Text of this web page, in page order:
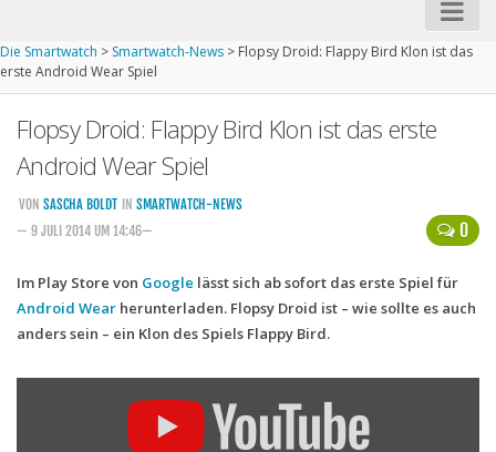
Startseite
Kommende Smartwatches
Marken und Modelle
Handytarife
Smartphonetarife
Datentarife
o2
Smartphonetarife
Die Smartwatch > Smartwatch-News > Flopsy Droid: Flappy Bird Klon ist das
erste Android Wear Spiel
Flopsy Droid: Flappy Bird Klon ist das erste
Android Wear Spiel
0
VON SASCHA BOLDT IN SMARTWATCH-NEWS
— 9 JULI 2014 UM 14:46—
Im Play Store von Google lässt sich ab sofort das erste Spiel für
Android Wear herunterladen. Flopsy Droid ist – wie sollte es auch
anders sein – ein Klon des Spiels Flappy Bird.